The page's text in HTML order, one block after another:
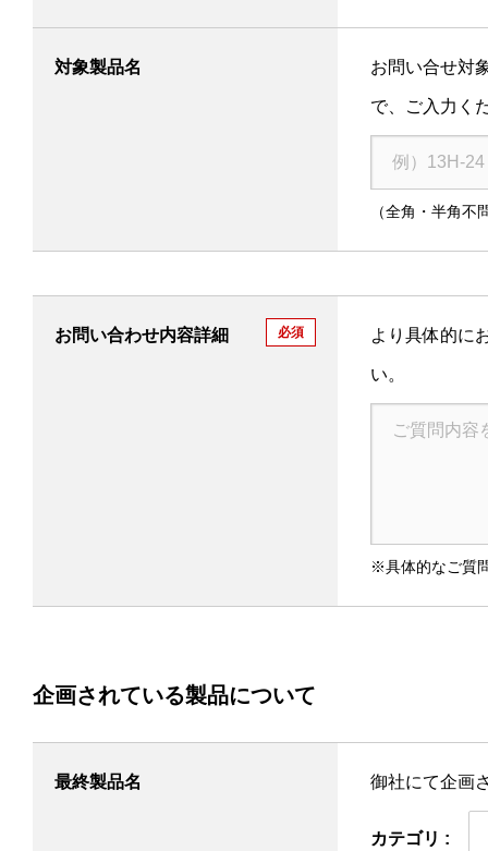
対象製品名 お問い合せ対
で、ご入力く
（全角・半角不
お問い合わせ内容詳細 必須 より具体的に
い。
※具体的なご質
企画されている製品について
最終製品名 御社にて企画
カテゴリ :